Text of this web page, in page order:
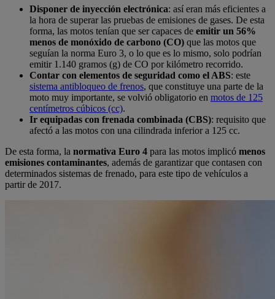
Disponer de inyección electrónica: así eran más eficientes a
la hora de superar las pruebas de emisiones de gases. De esta
forma, las motos tenían que ser capaces de emitir un 56%
menos de monóxido de carbono (CO) que las motos que
seguían la norma Euro 3, o lo que es lo mismo, solo podrían
emitir 1.140 gramos (g) de CO por kilómetro recorrido.
Contar con elementos de seguridad como el ABS: este
sistema antibloqueo de frenos, que constituye una parte de la
moto muy importante, se volvió obligatorio en motos de 125
centímetros cúbicos (cc).
Ir equipadas con frenada combinada (CBS): requisito que
afectó a las motos con una cilindrada inferior a 125 cc.
De esta forma, la normativa Euro 4 para las motos implicó menos
emisiones contaminantes, además de garantizar que contasen con
determinados sistemas de frenado, para este tipo de vehículos a
partir de 2017.